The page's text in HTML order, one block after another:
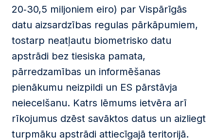
20‑30,5 miljoniem eiro) par Vispārīgās
datu aizsardzības regulas pārkāpumiem,
tostarp neatļautu biometrisko datu
apstrādi bez tiesiska pamata,
pārredzamības un informēšanas
pienākumu neizpildi un ES pārstāvja
neiecelšanu. Katrs lēmums ietvēra arī
rīkojumus dzēst savāktos datus un aizliegt
turpmāku apstrādi attiecīgajā teritorijā.